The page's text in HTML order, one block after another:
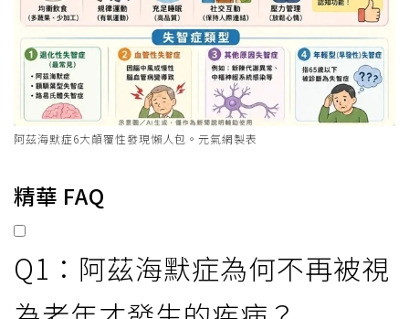
阿茲海默症6大顛覆性發現懶人包。元氣網製表
精華 FAQ
Q1：阿茲海默症為何不再被視